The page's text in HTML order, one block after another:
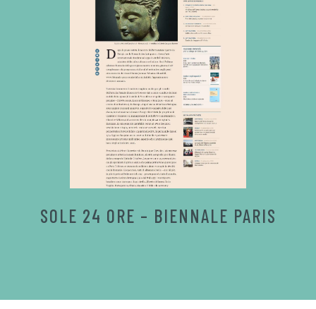
SOLE 24 ORE – BIENNALE PARIS